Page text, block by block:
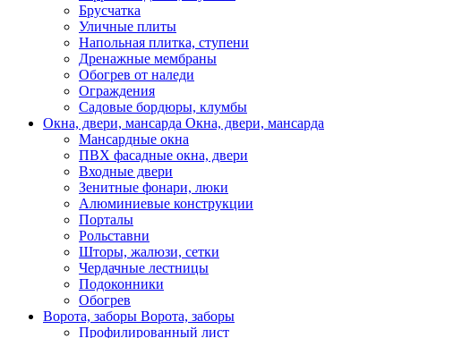
Брусчатка
Уличные плиты
Напольная плитка, ступени
Дренажные мембраны
Обогрев от наледи
Ограждения
Садовые бордюры, клумбы
Окна, двери, мансарда Окна, двери, мансарда
Мансардные окна
ПВХ фасадные окна, двери
Входные двери
Зенитные фонари, люки
Алюминиевые конструкции
Порталы
Рольставни
Шторы, жалюзи, сетки
Чердачные лестницы
Подоконники
Обогрев
Ворота, заборы Ворота, заборы
Профилированный лист